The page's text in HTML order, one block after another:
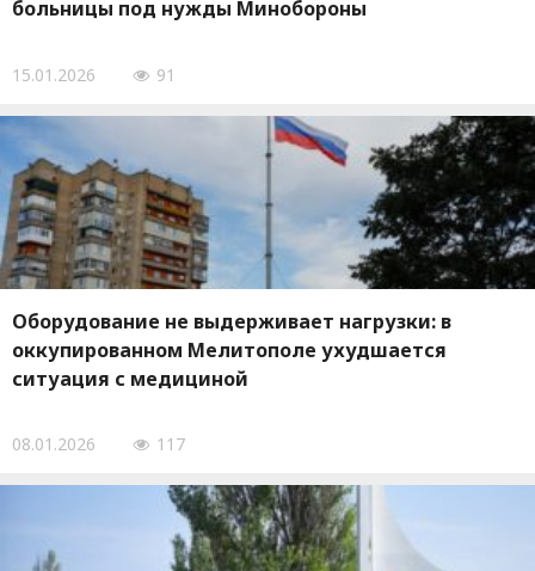
больницы под нужды Минобороны
15.01.2026 91
Оборудование не выдерживает нагрузки: в
оккупированном Мелитополе ухудшается
ситуация с медициной
08.01.2026 117